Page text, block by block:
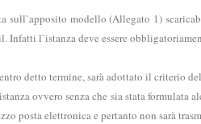
sull`apposito modello (Allegato 1)
Infatti l`istanza deve essere
detto termine, sarà adottato il criterio
ovvero senza che sia stata
posta elettronica e pertanto non sarà